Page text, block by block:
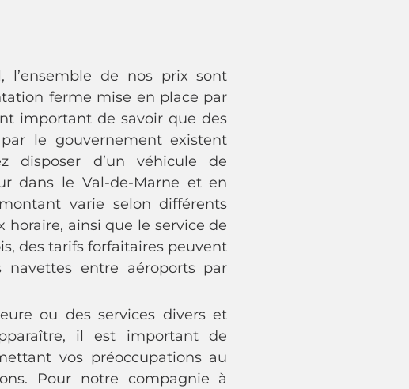
l’ensemble de nos prix sont
ferme mise en place par
important de savoir que des
le gouvernement existent
disposer d’un véhicule de
dans le Val-de-Marne et en
varie selon différents
horaire, ainsi que le service de
des tarifs forfaitaires peuvent
navettes entre aéroports par
ou des services divers et
il est important de
vos préoccupations au
Pour notre compagnie à